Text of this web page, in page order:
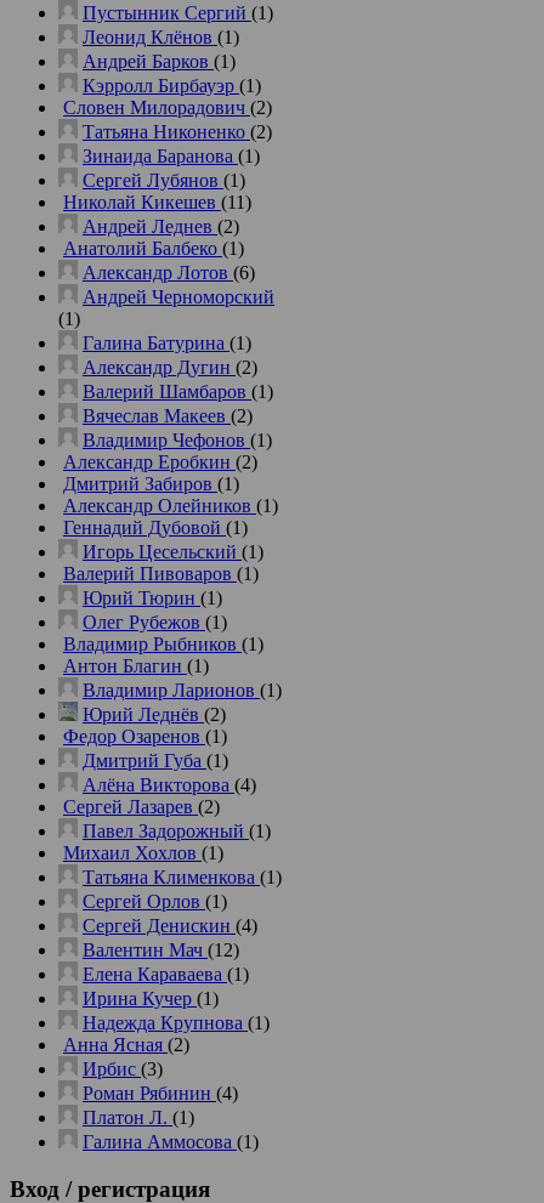
Пустынник Сергий (1)
Леонид Клёнов (1)
Андрей Барков (1)
Кэрролл Бирбауэр (1)
Словен Милорадович (2)
Татьяна Никоненко (2)
Зинаида Баранова (1)
Сергей Лубянов (1)
Николай Кикешев (11)
Андрей Леднев (2)
Анатолий Балбеко (1)
Александр Лотов (6)
Андрей Черноморский
(1)
Галина Батурина (1)
Александр Дугин (2)
Валерий Шамбаров (1)
Вячеслав Макеев (2)
Владимир Чефонов (1)
Александр Еробкин (2)
Дмитрий Забиров (1)
Александр Олейников (1)
Геннадий Дубовой (1)
Игорь Цесельский (1)
Валерий Пивоваров (1)
Юрий Тюрин (1)
Олег Рубежов (1)
Владимир Рыбников (1)
Антон Благин (1)
Владимир Ларионов (1)
Юрий Леднёв (2)
Федор Озаренов (1)
Дмитрий Губа (1)
Алёна Викторова (4)
Сергей Лазарев (2)
Павел Задорожный (1)
Михаил Хохлов (1)
Татьяна Клименкова (1)
Сергей Орлов (1)
Сергей Денискин (4)
Валентин Мач (12)
Елена Караваева (1)
Ирина Кучер (1)
Надежда Крупнова (1)
Анна Ясная (2)
Ирбис (3)
Роман Рябинин (4)
Платон Л. (1)
Галина Аммосова (1)
Вход / регистрация